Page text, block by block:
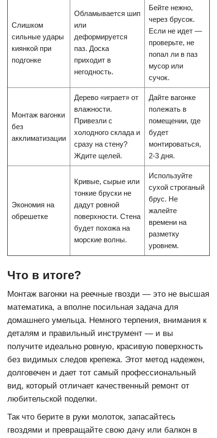
Слишком
сильные удары
киянкой при
подгонке
Обламывается шип
или
деформируется
паз. Доска
приходит в
негодность.
Бейте нежно,
через брусок.
Если не идет —
проверьте, не
попал ли в паз
мусор или
сучок.
Монтаж вагонки
без
акклиматизации
Дерево «играет» от
влажности.
Привезли с
холодного склада и
сразу на стену?
Ждите щелей.
Дайте вагонке
полежать в
помещении, где
будет
монтироваться,
2-3 дня.
Экономия на
обрешетке
Кривые, сырые или
тонкие бруски не
дадут ровной
поверхности. Стена
будет похожа на
морские волны.
Используйте
сухой строганый
брус. Не
жалейте
времени на
разметку
уровнем.
Что в итоге?
Монтаж вагонки на реечные гвозди — это не высшая
математика, а вполне посильная задача для
домашнего умельца. Немного терпения, внимания к
деталям и правильный инструмент — и вы
получите идеально ровную, красивую поверхность
без видимых следов крепежа. Этот метод надежен,
долговечен и дает тот самый профессиональный
вид, который отличает качественный ремонт от
любительской поделки.
Так что берите в руки молоток, запасайтесь
гвоздями и превращайте свою дачу или балкон в